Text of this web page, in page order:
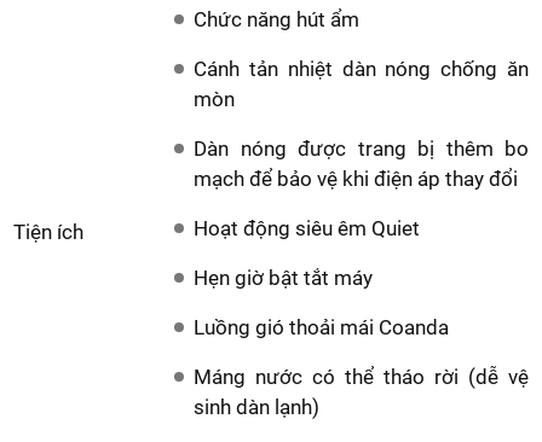
Tiện ích
Chức năng hút ẩm
Cánh tản nhiệt dàn nóng chống ăn
mòn
Dàn nóng được trang bị thêm bo
mạch để bảo vệ khi điện áp thay đổi
Hoạt động siêu êm Quiet
Hẹn giờ bật tắt máy
Luồng gió thoải mái Coanda
Máng nước có thể tháo rời (dễ vệ
sinh dàn lạnh)